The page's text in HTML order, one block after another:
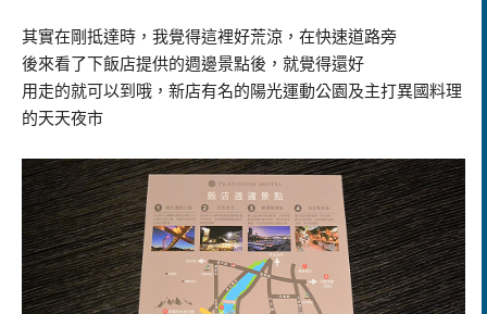
其實在剛抵達時，我覺得這裡好荒涼，在快速道路旁
後來看了下飯店提供的週邊景點後，就覺得還好
用走的就可以到哦，新店有名的陽光運動公園及主打異國料理
的天天夜市